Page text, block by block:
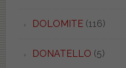
DOLOMITE(116)
DONATELLO (5)